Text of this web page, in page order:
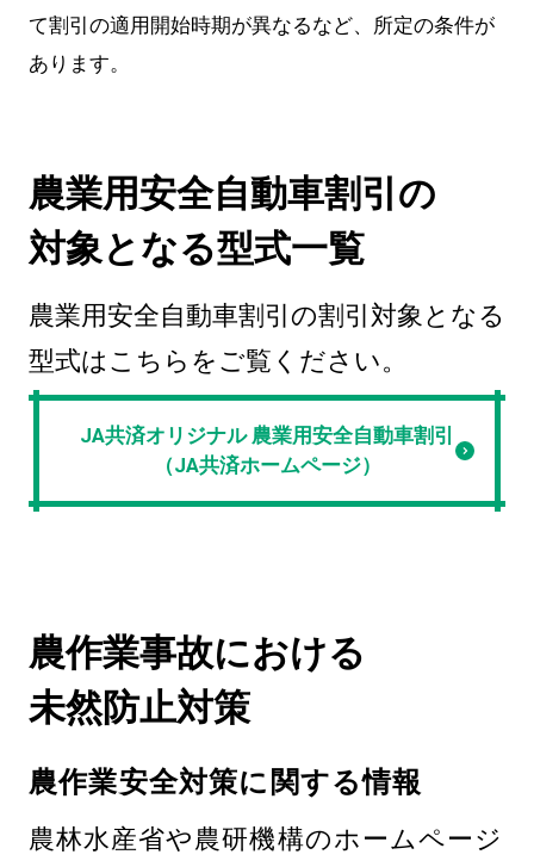
て割引の適用開始時期が異なるなど、所定の条件が
あります。
農業用安全自動車割引の
対象となる型式一覧
農業用安全自動車割引の割引対象となる
型式はこちらをご覧ください。
JA共済オリジナル 農業用安全自動車割引
（JA共済ホームページ）
農作業事故における
未然防止対策
農作業安全対策に関する情報
農林水産省や農研機構のホームページ